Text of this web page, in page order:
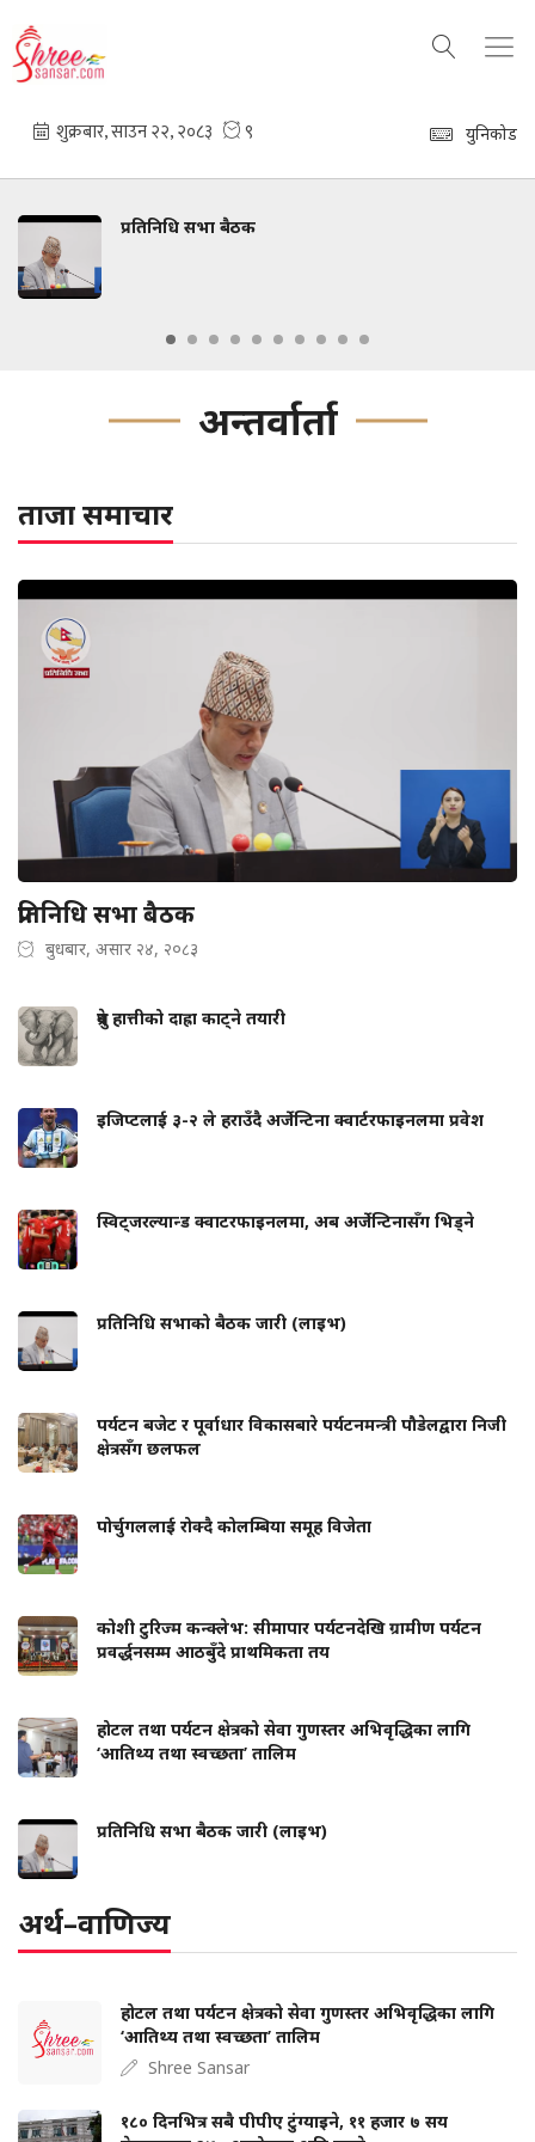
युनिकोड
प्रतिनिधि सभा बैठक
अन्तर्वार्ता
ताजा समाचार
प्रतिनिधि सभा बैठक
बुधबार, असार २४, २०८३
ध्रुवे हात्तीको दाह्रा काट्ने तयारी
इजिप्टलाई ३-२ ले हराउँदै अर्जेन्टिना क्वार्टरफाइनलमा प्रवेश
स्विट्जरल्यान्ड क्वाटरफाइनलमा, अब अर्जेन्टिनासँग भिड्ने
प्रतिनिधि सभाको बैठक जारी (लाइभ)
पर्यटन बजेट र पूर्वाधार विकासबारे पर्यटनमन्त्री पौडेलद्वारा निजी
क्षेत्रसँग छलफल
पोर्चुगललाई रोक्दै कोलम्बिया समूह विजेता
कोशी टुरिज्म कन्क्लेभ: सीमापार पर्यटनदेखि ग्रामीण पर्यटन
प्रवर्द्धनसम्म आठबुँदे प्राथमिकता तय
होटल तथा पर्यटन क्षेत्रको सेवा गुणस्तर अभिवृद्धिका लागि
‘आतिथ्य तथा स्वच्छता’ तालिम
प्रतिनिधि सभा बैठक जारी (लाइभ)
अर्थ–वाणिज्य
होटल तथा पर्यटन क्षेत्रको सेवा गुणस्तर अभिवृद्धिका लागि
‘आतिथ्य तथा स्वच्छता’ तालिम
Shree Sansar
१८० दिनभित्र सबै पीपीए टुंग्याइने, ११ हजार ७ सय